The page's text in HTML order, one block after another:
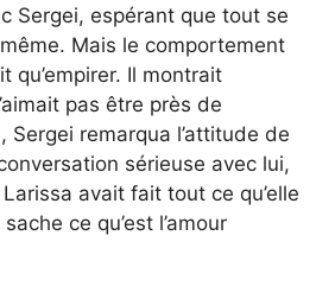
Sergei, espérant que tout se
Mais le comportement
qu’empirer. Il montrait
pas être près de
Sergei remarqua l’attitude de
sérieuse avec lui,
avait fait tout ce qu’elle
ce qu’est l’amour